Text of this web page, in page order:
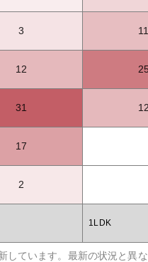
3 11
12
31 12
17
2
1LDK
ています。最新の状況と異な